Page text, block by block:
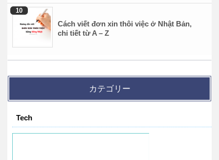
Cách viết đơn xin thôi việc ở Nhật Bản,
chi tiết từ A – Z
カテゴリー
Tech